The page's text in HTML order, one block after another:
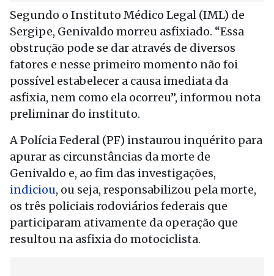
Segundo o Instituto Médico Legal (IML) de
Sergipe, Genivaldo morreu asfixiado. “Essa
obstrução pode se dar através de diversos
fatores e nesse primeiro momento não foi
possível estabelecer a causa imediata da
asfixia, nem como ela ocorreu”, informou nota
preliminar do instituto.
A Polícia Federal (PF) instaurou inquérito para
apurar as circunstâncias da morte de
Genivaldo e, ao fim das investigações,
indiciou, ou seja, responsabilizou pela morte,
os três policiais rodoviários federais que
participaram ativamente da operação que
resultou na asfixia do motociclista.